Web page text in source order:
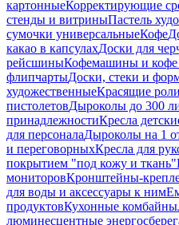
картонныеКорректирующие
стенды и витриныПастель
сумочки универсальныеКофе
какао в капсулахДоски для
рейсшиныКофемашины и кофе
флипчартыДоски, стеки и
художественныеКрасящие
пистолетовДыроколы до 300
принадлежностиКресла
для персоналаДыроколы на 1
и переговорныхКресла для
покрытием "под кожу и ткань"
мониторовКронштейны-
для воды и аксессуары к ним
продуктовКухонные комбайны
люминесцентные